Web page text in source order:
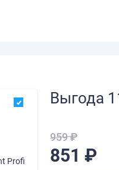
Profi
Выгода
959 ₽
851 ₽